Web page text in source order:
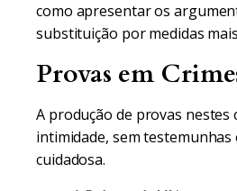
como apresentar os
substituição por medidas
Provas em
A produção de provas
intimidade, sem
cuidadosa.